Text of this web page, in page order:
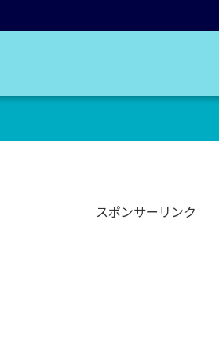
スポンサーリンク